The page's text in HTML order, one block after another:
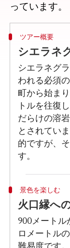
ツアー概要
シエラネ
シエラネグ
われる必須
町から始ま
トルを往復
だらけの溶
とされてい
的ですが、
す。
景色を楽しむ
火口縁へ
900メートル
ロメートル